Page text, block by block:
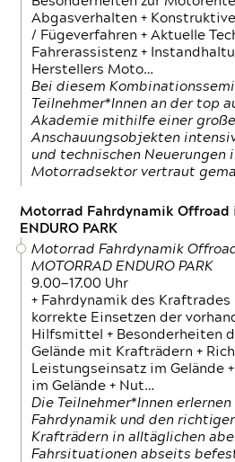
Abgasverhalten +
/ Fügeverfahren + Aktuelle
Fahrerassistenz +
Herstellers Moto…
Bei diesem
Teilnehmer*Innen an der top
Akademie mithilfe einer
Anschauungsobjekten
und technischen Neuerungen
Motorradsektor vertraut
Motorrad Fahrdynamik Offroad
ENDURO PARK
Motorrad Fahrdynamik
MOTORRAD ENDURO PARK
9.00—17.00 Uhr
+ Fahrdynamik des Kraftrades
korrekte Einsetzen der
Hilfsmittel + Besonderheiten
Gelände mit Krafträdern +
Leistungseinsatz im Gelände
im Gelände + Nut…
Die Teilnehmer*Innen
Fahrdynamik und den
Krafträdern in alltäglichen
Fahrsituationen abseits